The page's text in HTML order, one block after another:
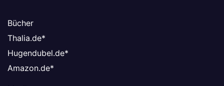
Bücher
Thalia.de*
Hugendubel.de*
Amazon.de*